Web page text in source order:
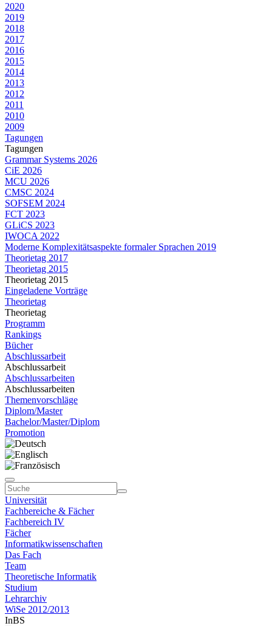
2020
2019
2018
2017
2016
2015
2014
2013
2012
2011
2010
2009
Tagungen
Tagungen
Grammar Systems 2026
CiE 2026
MCU 2026
CMSC 2024
SOFSEM 2024
FCT 2023
GLiCS 2023
IWOCA 2022
Moderne Komplexitätsaspekte formaler Sprachen 2019
Theorietag 2017
Theorietag 2015
Theorietag 2015
Eingeladene Vorträge
Theorietag
Theorietag
Programm
Rankings
Bücher
Abschlussarbeit
Abschlussarbeit
Abschlussarbeiten
Abschlussarbeiten
Themenvorschläge
Diplom/Master
Bachelor/Master/Diplom
Promotion
Universität
Fachbereiche & Fächer
Fachbereich IV
Fächer
Informatikwissenschaften
Das Fach
Team
Theoretische Informatik
Studium
Lehrarchiv
WiSe 2012/2013
InBS